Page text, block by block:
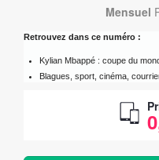
Mensuel
Retrouvez dans ce numéro :
Kylian Mbappé : coupe du
Blagues, sport, cinéma,